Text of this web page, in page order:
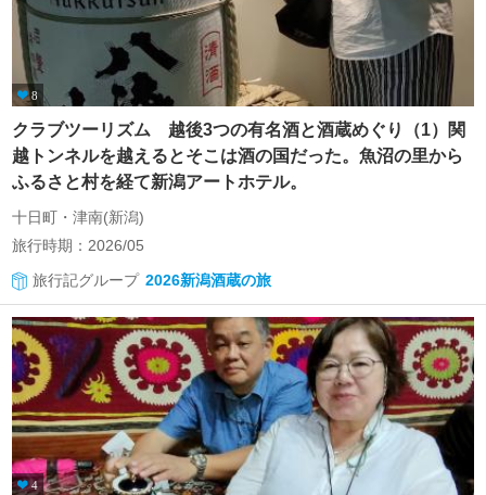
8
クラブツーリズム 越後3つの有名酒と酒蔵めぐり（1）関
越トンネルを越えるとそこは酒の国だった。魚沼の里から
ふるさと村を経て新潟アートホテル。
十日町・津南(新潟)
旅行時期：2026/05
旅行記グループ 2026新潟酒蔵の旅
4